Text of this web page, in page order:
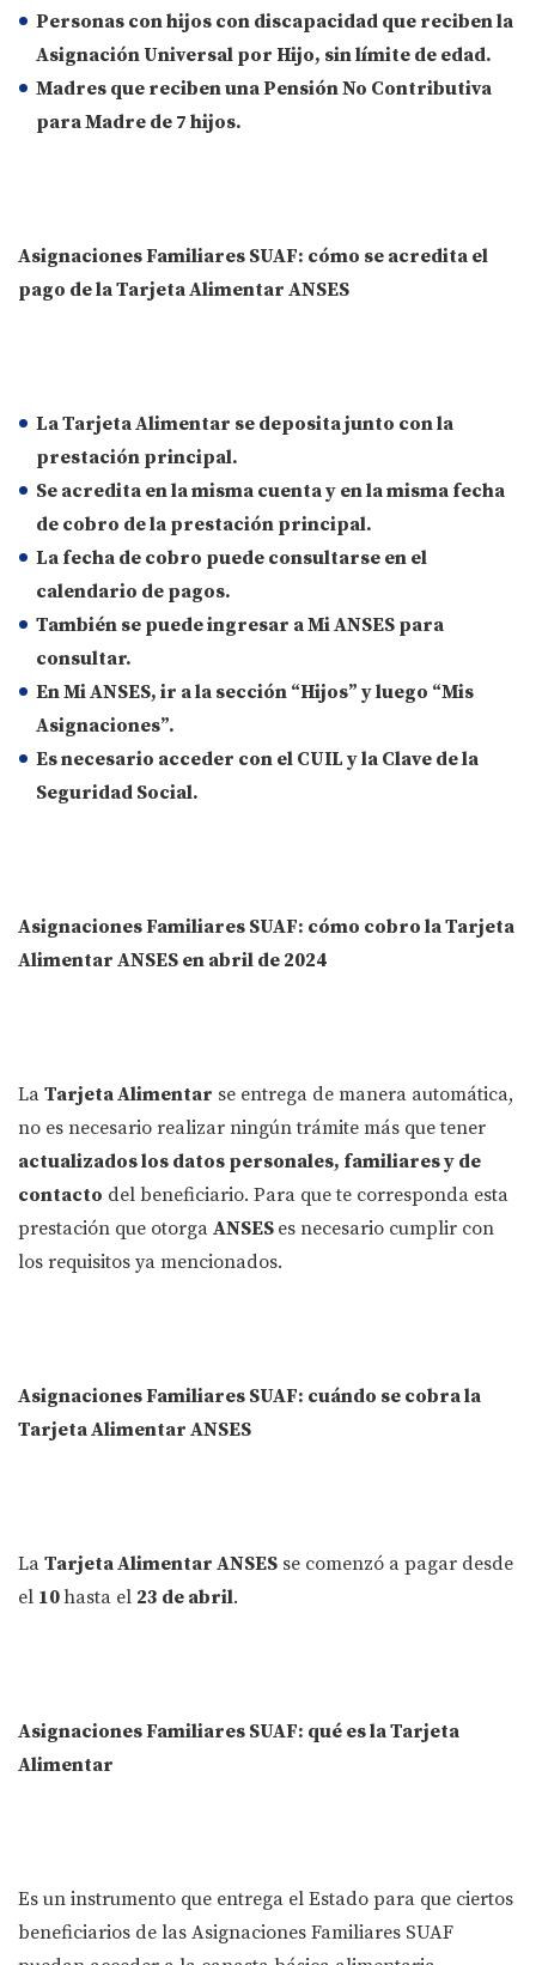
Personas conhijos con discapacidad que reciben la
Asignación Universal por Hijo, sin límite de edad.
Madres que reciben unaPensión No Contributiva
para Madre de 7 hijos.
Asignaciones Familiares SUAF: cómo se acredita el
pago de la Tarjeta Alimentar ANSES
LaTarjeta Alimentar se deposita junto con la
prestación principal.
Se acredita en la misma cuentay en lamisma fecha
de cobro de la prestación principal.
La fecha de cobro puede consultarse en el
calendario de pagos.
También se puede ingresar aMi ANSES para
consultar.
EnMi ANSES, ir a la sección “Hijos” y luego “Mis
Asignaciones”.
Es necesario acceder con el CUIL y la Clave de la
Seguridad Social.
Asignaciones Familiares SUAF: cómo cobro la Tarjeta
Alimentar ANSES en abril de 2024
La Tarjeta Alimentar se entrega de manera automática,
no es necesario realizar ningún trámite más que tener
actualizados los datos personales, familiares y de
contacto del beneficiario. Para que te corresponda esta
prestación que otorga ANSES es necesario cumplir con
los requisitos ya mencionados.
Asignaciones Familiares SUAF: cuándo se cobra la
Tarjeta Alimentar ANSES
La Tarjeta Alimentar ANSES se comenzó a pagar desde
el 10hasta el 23 de abril.
Asignaciones Familiares SUAF: qué es la Tarjeta
Alimentar
Es un instrumento que entrega el Estado para que ciertos
beneficiarios de las Asignaciones Familiares SUAF